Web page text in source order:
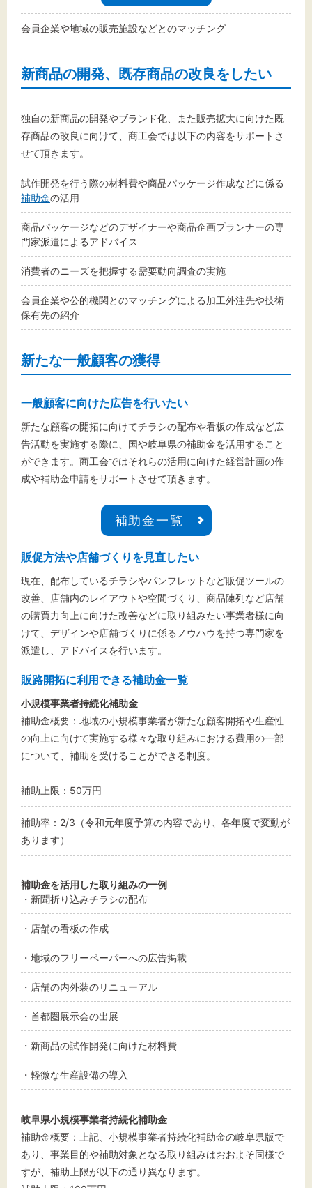
会員企業や地域の販売施設などとのマッチング
新商品の開発、既存商品の改良をしたい
独自の新商品の開発やブランド化、また販売拡大に向けた既
存商品の改良に向けて、商工会では以下の内容をサポートさ
せて頂きます。
試作開発を行う際の材料費や商品パッケージ作成などに係る
補助金の活用
商品パッケージなどのデザイナーや商品企画プランナーの専
門家派遣によるアドバイス
消費者のニーズを把握する需要動向調査の実施
会員企業や公的機関とのマッチングによる加工外注先や技術
保有先の紹介
新たな一般顧客の獲得
一般顧客に向けた広告を行いたい
新たな顧客の開拓に向けてチラシの配布や看板の作成など広
告活動を実施する際に、国や岐阜県の補助金を活用すること
ができます。商工会ではそれらの活用に向けた経営計画の作
成や補助金申請をサポートさせて頂きます。
補助金一覧
販促方法や店舗づくりを見直したい
現在、配布しているチラシやパンフレットなど販促ツールの
改善、店舗内のレイアウトや空間づくり、商品陳列など店舗
の購買力向上に向けた改善などに取り組みたい事業者様に向
けて、デザインや店舗づくりに係るノウハウを持つ専門家を
派遣し、アドバイスを行います。
販路開拓に利用できる補助金一覧
小規模事業者持続化補助金
補助金概要：地域の小規模事業者が新たな顧客開拓や生産性
の向上に向けて実施する様々な取り組みにおける費用の一部
について、補助を受けることができる制度。
補助上限：50万円
補助率：2/3（令和元年度予算の内容であり、各年度で変動が
あります）
補助金を活用した取り組みの一例
・新聞折り込みチラシの配布
・店舗の看板の作成
・地域のフリーペーパーへの広告掲載
・店舗の内外装のリニューアル
・首都圏展示会の出展
・新商品の試作開発に向けた材料費
・軽微な生産設備の導入
岐阜県小規模事業者持続化補助金
補助金概要：上記、小規模事業者持続化補助金の岐阜県版で
あり、事業目的や補助対象となる取り組みはおおよそ同様で
すが、補助上限が以下の通り異なります。